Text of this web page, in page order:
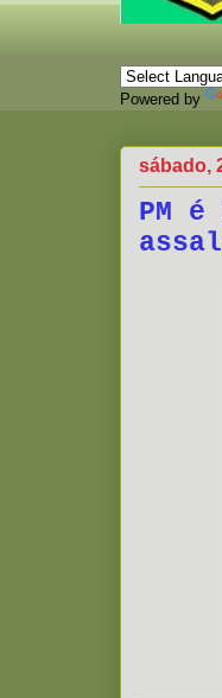
Powered by
sábado,
PM